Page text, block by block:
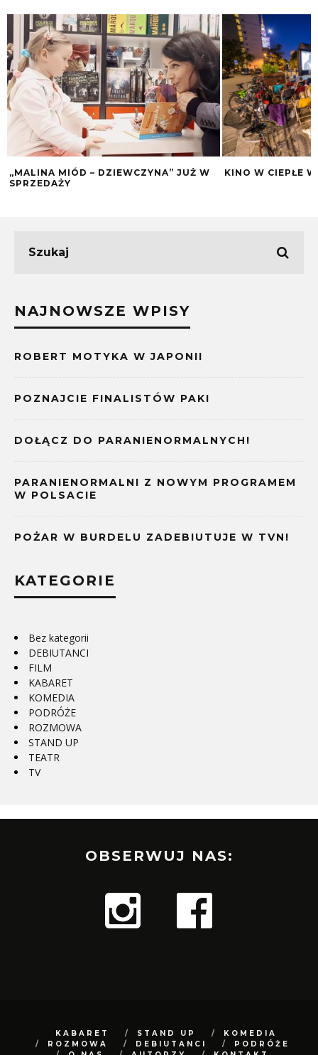
„MALINA MIÓD – DZIEWCZYNA” JUŻ W
SPRZEDAŻY
KINO W CIEPŁE
NAJNOWSZE WPISY
ROBERT MOTYKA W JAPONII
POZNAJCIE FINALISTÓW PAKI
DOŁĄCZ DO PARANIENORMALNYCH!
PARANIENORMALNI Z NOWYM PROGRAMEM
W POLSACIE
POŻAR W BURDELU ZADEBIUTUJE W TVN!
KATEGORIE
Bez kategorii
DEBIUTANCI
FILM
KABARET
KOMEDIA
PODRÓŻE
ROZMOWA
STAND UP
TEATR
TV
OBSERWUJ NAS:
KABARET STAND UP
KOMEDIA
ROZMOWA
DEBIUTANCI
PODRÓŻE